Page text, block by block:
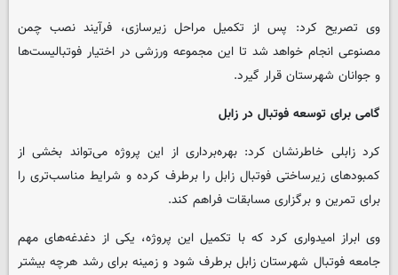
وی تصریح کرد: پس از تکمیل مراحل زیرسازی، فرآیند نصب چمن
مصنوعی انجام خواهد شد تا این مجموعه ورزشی در اختیار فوتبالیست‌ها
و جوانان شهرستان قرار گیرد.
گامی برای توسعه فوتبال در زابل
کرد زابلی خاطرنشان کرد: بهره‌برداری از این پروژه می‌تواند بخشی از
کمبودهای زیرساختی فوتبال زابل را برطرف کرده و شرایط مناسب‌تری را
برای تمرین و برگزاری مسابقات فراهم کند.
وی ابراز امیدواری کرد که با تکمیل این پروژه، یکی از دغدغه‌های مهم
جامعه فوتبال شهرستان زابل برطرف شود و زمینه برای رشد هرچه بیشتر